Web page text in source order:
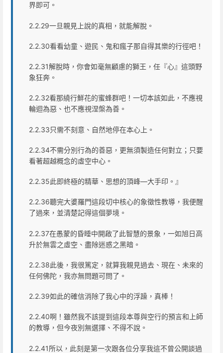
界即可。
2.2.29一旦親見上說的真相，就能解脫。
2.2.30看看幼童、遊民、鬼和瘋子那自得其樂的行徑吧！
2.2.31解脫時，你會如毫無顧慮的獅王，任『心』這頭野
象狂奔。
2.2.32看那繞行鮮花的蜜蜂群吧！一切本該如此，不應視
輪迴為惡、也不應視涅槃為善。
2.2.33只需不刻意、自然地停在本心上。
2.2.34不需分別行為的善惡，更無須製造任何對立；只要
看著超越概念的虛空中心。
2.2.35此即終極的精華、思想的頂峰—大手印。』
2.2.36聽完大婆羅門這段切中核心的象徵性教導，我便醒
了過來，並清楚記得這個夢境。
2.2.37在愚蒙的昏睡中開啟了此智慧的景象，一如旭日高
升於無雲之虛空、盡除迷惑之黑暗。
2.2.38此後，我很篤定，就算我親見過去、現在、未來的
任何佛陀，我亦無問題可問了。
2.2.39如此的確信消除了我心中的浮躁，真棒！
2.2.40啊！雖然我不該提到這段本尊與空行的預言和上師
的教導，但今夜別無選擇、不得不說。
2.2.41所以，此刻是第一次跟各位分享我這不曾公開談過